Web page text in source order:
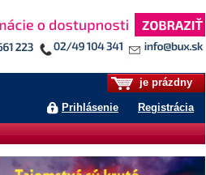
je prázdny
Prihlásenie Registrácia